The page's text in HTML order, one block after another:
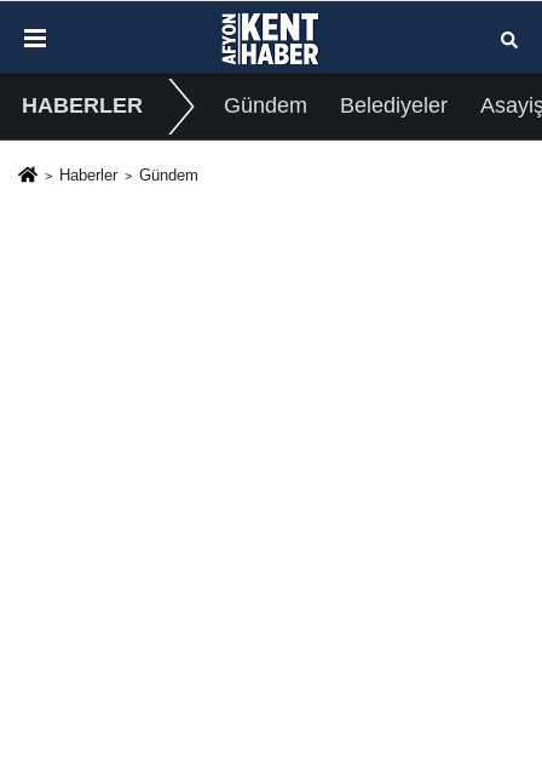
HABERLER Gündem Belediyeler
Haberler Gündem